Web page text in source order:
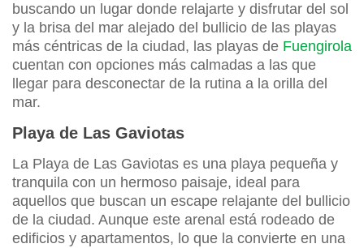
buscando un lugar donde relajarte y disfrutar del sol
y la brisa del mar alejado del bullicio de las playas
más céntricas de la ciudad, las playas de Fuengirola
cuentan con opciones más calmadas a las que
llegar para desconectar de la rutina a la orilla del
mar.
Playa de Las Gaviotas
La Playa de Las Gaviotas es una playa pequeña y
tranquila con un hermoso paisaje, ideal para
aquellos que buscan un escape relajante del bullicio
de la ciudad. Aunque este arenal está rodeado de
edificios y apartamentos, lo que la convierte en una